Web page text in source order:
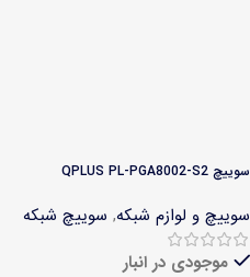
سوییچ QPLUS PL-PGA8002-S2
سوییچ و لوازم شبکه, سوییچ شبکه
موجودی در انبار